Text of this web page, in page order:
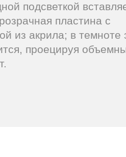
подсветкой
пластина с
из акрила; в темноте
проецируя